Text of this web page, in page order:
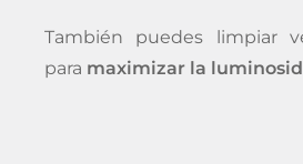
También puedes limpiar
para maximizar la